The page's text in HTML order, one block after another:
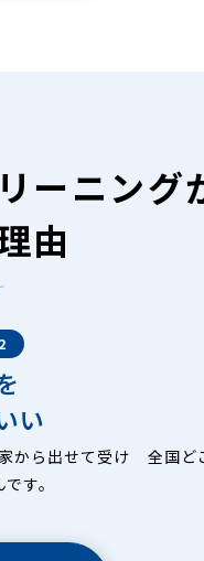
ーニング
由
い
から出せて受け
す。
全国ど